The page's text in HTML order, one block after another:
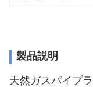
製品説明
天然ガスパイプ